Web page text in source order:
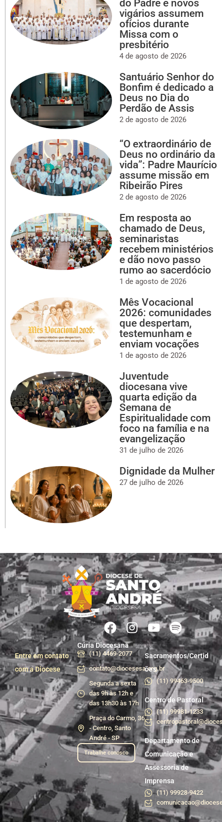
do Padre e novos
vigários assumem
ofícios durante
Missa com o
presbitério
4 de agosto de 2026
Santuário Senhor do
Bonfim é dedicado a
Deus no Dia do
Perdão de Assis
2 de agosto de 2026
“O extraordinário de
Deus no ordinário da
vida”: Padre Maurício
assume missão em
Ribeirão Pires
2 de agosto de 2026
Em resposta ao
chamado de Deus,
seminaristas
recebem ministérios
e dão novo passo
rumo ao sacerdócio
1 de agosto de 2026
Mês Vocacional
2026: comunidades
que despertam,
testemunham e
enviam vocações
1 de agosto de 2026
Juventude
diocesana vive
quarta edição da
Semana de
Espiritualidade com
foco na família e na
evangelização
31 de julho de 2026
Dignidade da Mulher
27 de julho de 2026
Entre em contato
com a Diocese
Cúria Diocesana
(11) 4469-2077
contato@diocesesa.org.br
Segunda a sexta
das 9h às 12h e
das 13h30 às 17h
Praça do Carmo, 36
- Centro, Santo
André - SP
Trabalhe conosco
Sacramentos/Certid
ões
(11) 99463-9500
Centro de Pastoral
(11) 99981-1233
Departamento de
Comunicação e
Assessoria de
Imprensa
(11) 99928-9422